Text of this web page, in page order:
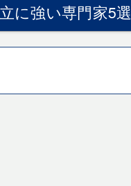
に強い専門家5選